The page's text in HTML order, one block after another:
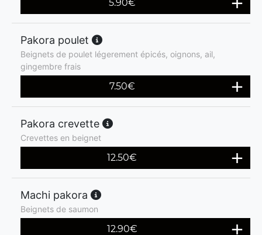
5.90€
Pakora poulet
Beignets de poulet légerement épicés, oignons, ail,
gingembre frais
7.50€
Pakora crevette
Crevettes en beignet
12.50€
Machi pakora
Beignets de saumon
12.90€